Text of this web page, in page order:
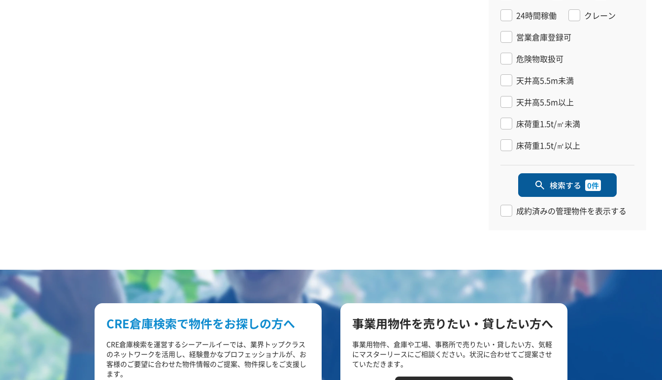
24時間稼働
クレーン
営業倉庫登録可
危険物取扱可
天井高5.5m未満
天井高5.5m以上
床荷重1.5t/㎡未満
床荷重1.5t/㎡以上
検索する 0件
成約済みの管理物件を表示する
CRE倉庫検索で物件をお探しの方へ
CRE倉庫検索を運営するシーアールイーでは、業界トップクラス
のネットワークを活用し、経験豊かなプロフェッショナルが、お
客様のご要望に合わせた物件情報のご提案、物件探しをご支援し
ます。
事業用物件を売りたい・貸したい方へ
事業用物件、倉庫や工場、事務所で売りたい・貸したい方、気軽
にマスターリースにご相談ください。状況に合わせてご提案させ
ていただきます。